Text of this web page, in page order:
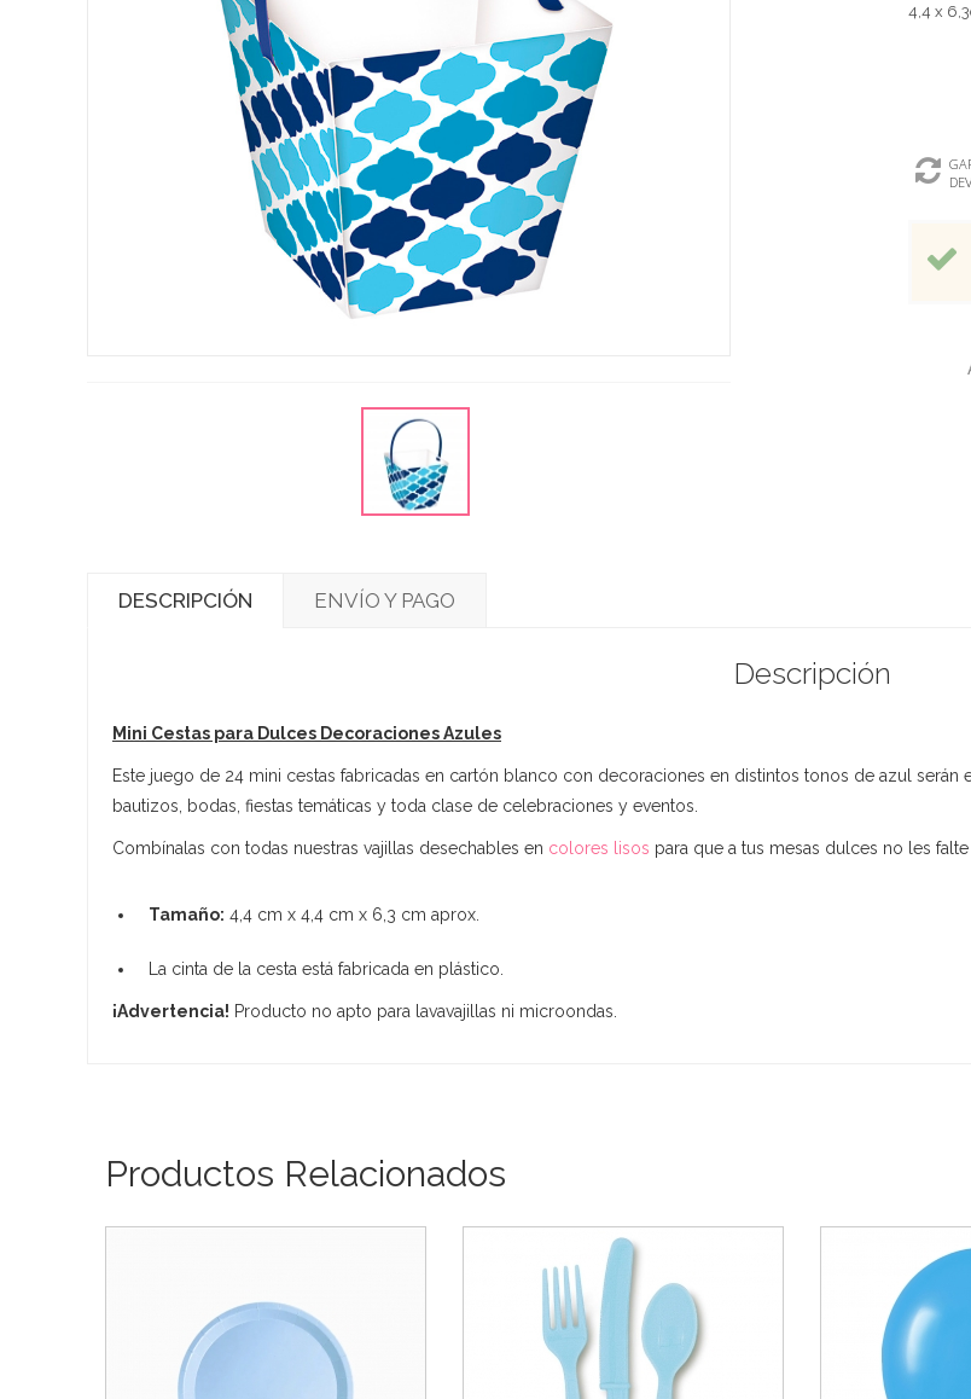
4,4 x
DESCRIPCIÓN ENVÍO Y PAGO
Descripción
Mini Cestas para Dulces Decoraciones Azules
Este juego de 24 mini cestas fabricadas en cartón blanco con decoraciones en distintos tonos de azul
bautizos, bodas, fiestas temáticas y toda clase de celebraciones y eventos.
Combínalas con todas nuestras vajillas desechables en colores lisos para que a tus mesas dulces no les
Tamaño: 4,4 cm x 4,4 cm x 6,3 cm aprox.
La cinta de la cesta está fabricada en plástico.
¡Advertencia! Producto no apto para lavavajillas ni microondas.
Productos Relacionados